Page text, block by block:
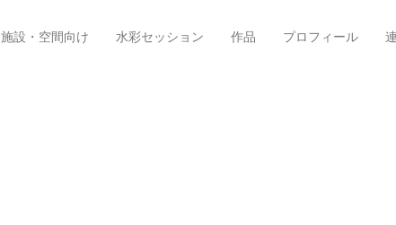
施設・空間向け 水彩セッション 作品 プロフィール